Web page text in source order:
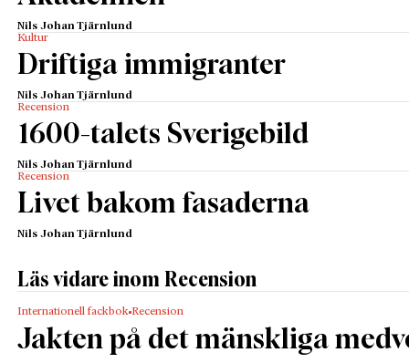
Nils Johan Tjärnlund
Kultur
Driftiga immigranter
Nils Johan Tjärnlund
Recension
1600-talets Sverigebild
Nils Johan Tjärnlund
Recension
Livet bakom fasaderna
Nils Johan Tjärnlund
Läs vidare inom Recension
Internationell fackbok Recension
Jakten på det mänskliga